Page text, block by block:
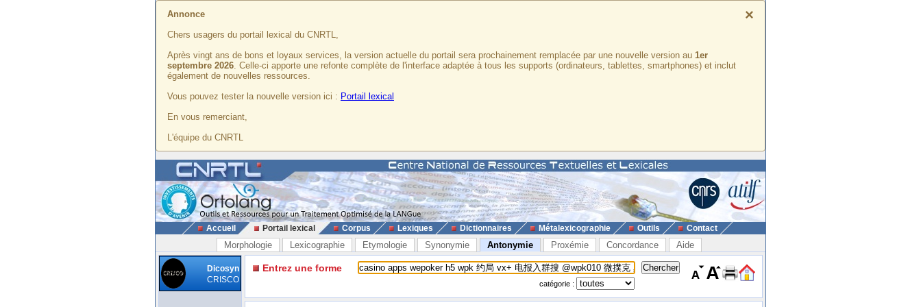
×
Annonce
Chers usagers du portail lexical du CNRTL,
Après vingt ans de bons et loyaux services, la version actuelle du portail sera prochainement remplacée par une nouvelle version au 1er
septembre 2026. Celle-ci apporte une refonte complète de l'interface adaptée à tous les supports (ordinateurs, tablettes, smartphones) et inclut
également de nouvelles ressources.
Vous pouvez tester la nouvelle version ici : Portail lexical
En vous remerciant,
L'équipe du CNRTL
Accueil Portail lexical Corpus Lexiques Dictionnaires Métalexicographie Outils Contact
Morphologie Lexicographie Etymologie Synonymie Antonymie Proxémie Concordance Aide
Dicosyn
CRISCO
Entrez une forme
catégorie :